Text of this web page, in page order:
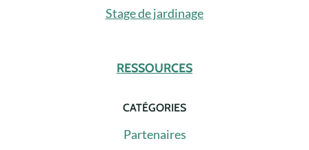
Stage de jardinage
RESSOURCES
CATÉGORIES
Partenaires